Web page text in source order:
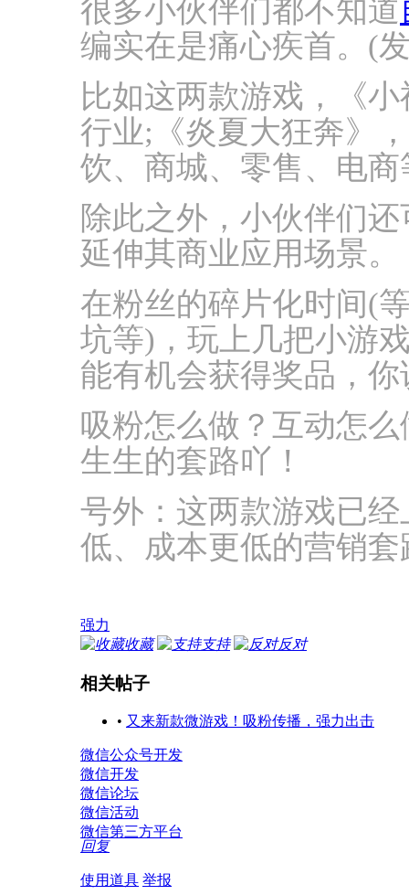
很多小伙伴们都不知道
编实在是痛心疾首。(
比如这两款游戏，《
行业;《炎夏大狂奔》
饮、商城、零售、电
除此之外，小伙伴们
延伸其商业应用场景。
在粉丝的碎片化时间(
坑等)，玩上几把小游
能有机会获得奖品，
吸粉怎么做？互动怎
生生的套路吖！
号外：这两款游戏已
低、成本更低的营销
强力
收藏
支持 反对
相关帖子
• 又来新款微游戏！吸粉传播，强力出击
微信公众号开发
微信开发
微信论坛
微信活动
微信第三方平台
回复
使用道具 举报